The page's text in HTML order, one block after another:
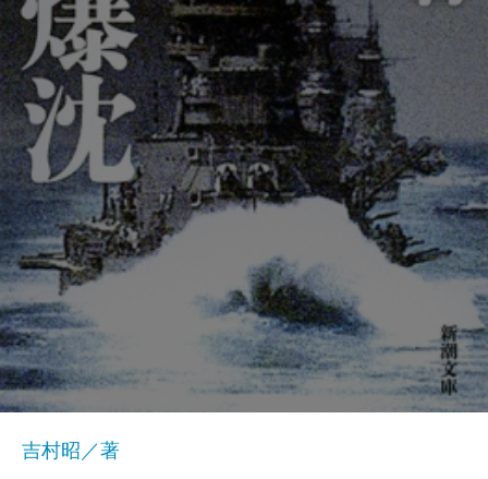
吉村昭／著